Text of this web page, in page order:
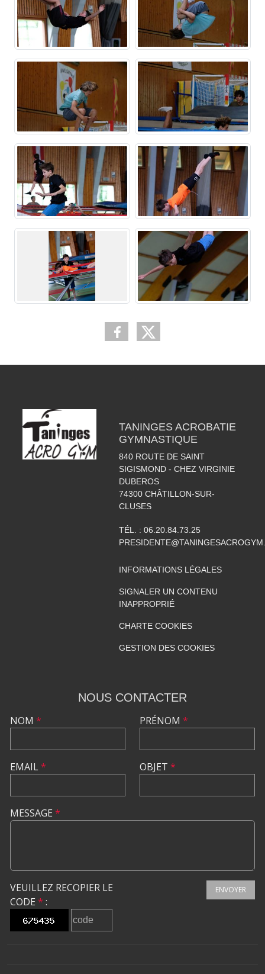
TANINGES ACROBATIE
GYMNASTIQUE
840 ROUTE DE SAINT
SIGISMOND - CHEZ VIRGINIE
DUBEROS
74300 CHÂTILLON-SUR-
CLUSES
TÉL. : 06.20.84.73.25
INFORMATIONS LÉGALES
SIGNALER UN CONTENU
INAPPROPRIÉ
CHARTE COOKIES
GESTION DES COOKIES
NOUS CONTACTER
NOM *
EMAIL*
PRÉNOM *
OBJET *
MESSAGE *
VEUILLEZ RECOPIER LE
CODE * :
ENVOYER